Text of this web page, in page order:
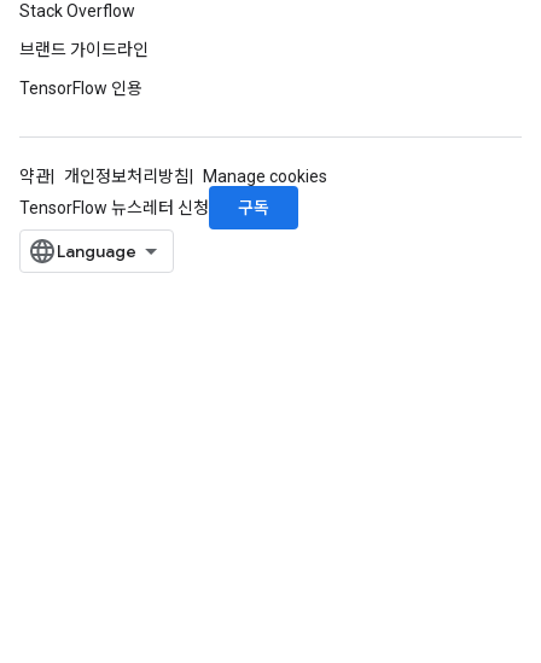
Stack Overflow
브랜드 가이드라인
TensorFlow 인용
약관 개인정보처리방침
Manage cookies
TensorFlow 뉴스레터 신청
구독